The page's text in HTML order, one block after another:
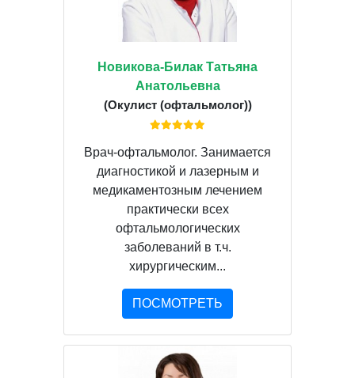
Новикова-Билак Татьяна
Анатольевна
(Окулист (офтальмолог))
Врач-офтальмолог. Занимается
диагностикой и лазерным и
медикаментозным лечением
практически всех
офтальмологических
заболеваний в т.ч.
хирургическим...
ПОСМОТРЕТЬ